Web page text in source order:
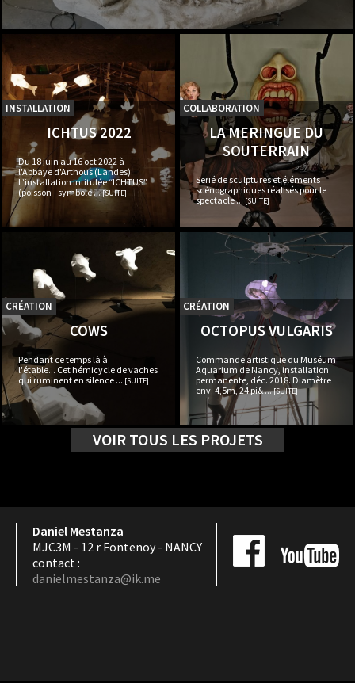
INSTALLATION
ICHTUS 2022
Du 18 juin au 16 oct 2022 à
l'Abbaye d'Arthous (Landes).
L’installation intitulée “ICHTUS”
(poisson - symbole ...[SUITE]
COLLABORATION
LA MERINGUE DU
SOUTERRAIN
Serié de sculptures et éléments
scénographiques réalisés pour le
spectacle ... [SUITE]
CRÉATION
COWS
Pendant ce temps là à
l'étable... Cet hémicycle de vaches
qui ruminent en silence ... [SUITE]
CRÉATION
OCTOPUS VULGARIS
Commande artistique du Muséum
Aquarium de Nancy, installation
permanente, déc. 2018. Diamètre
env. 4,5m, 24 pi& ...[SUITE]
VOIR TOUS LES PROJETS
Daniel Mestanza
MJC3M - 12 r Fontenoy - NANCY
contact :
danielmestanza@ik.me